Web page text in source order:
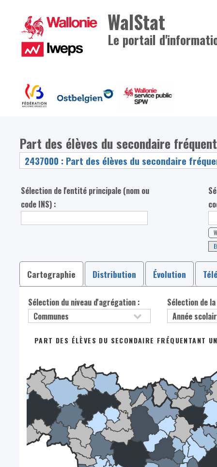
WalStat
Le portail
Part des élèves du secondaire
Sélection de l'entité principale (nom ou
code INS) :
Cartographie Distribution Évolution
Sélection du niveau d'agrégation : Sélection de
PART DES ÉLÈVES DU SECONDAIRE